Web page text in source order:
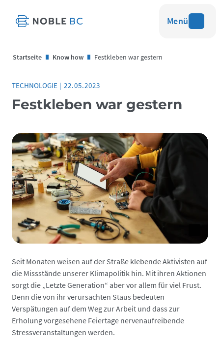
Menü
Startseite Know how Festkleben war gestern
TECHNOLOGIE | 22.05.2023
Festkleben war gestern
Seit Monaten weisen auf der Straße klebende Aktivisten auf
die Missstände unserer Klimapolitik hin. Mit ihren Aktionen
sorgt die „Letzte Generation“ aber vor allem für viel Frust.
Denn die von ihr verursachten Staus bedeuten
Verspätungen auf dem Weg zur Arbeit und dass zur
Erholung vorgesehene Feiertage nervenaufreibende
Stressveranstaltungen werden.